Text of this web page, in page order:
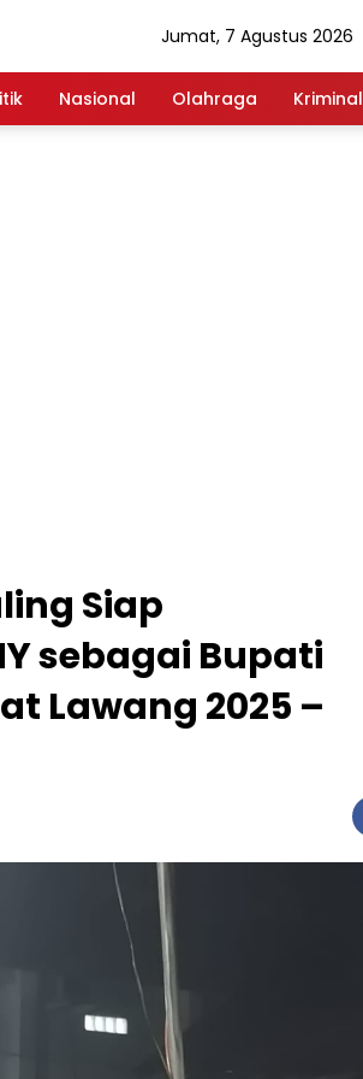
Jumat, 7 Agustus 2026
Nasional Olahraga Kriminal
Siap
sebagai Bupati
Lawang 2025 –